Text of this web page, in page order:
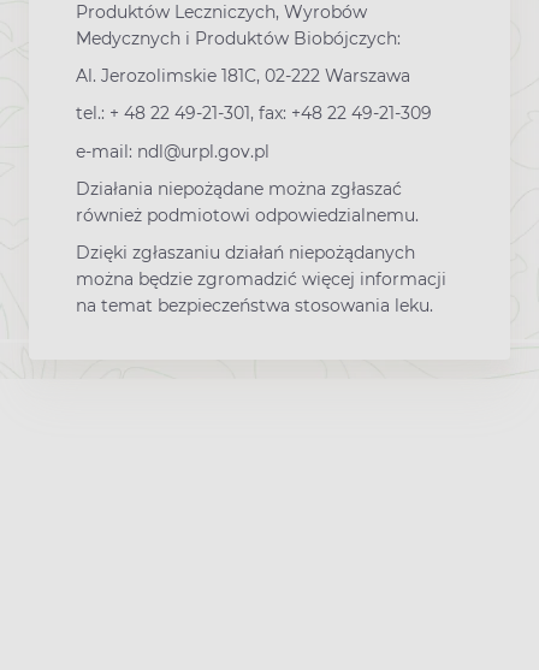
Produktów Leczniczych, Wyrobów
Medycznych i Produktów Biobójczych:
Al. Jerozolimskie 181C, 02-222 Warszawa
tel.: + 48 22 49-21-301, fax: +48 22 49-21-309
e-mail: ndl@urpl.gov.pl
Działania niepożądane można zgłaszać
również podmiotowi odpowiedzialnemu.
Dzięki zgłaszaniu działań niepożądanych
można będzie zgromadzić więcej informacji
na temat bezpieczeństwa stosowania leku.